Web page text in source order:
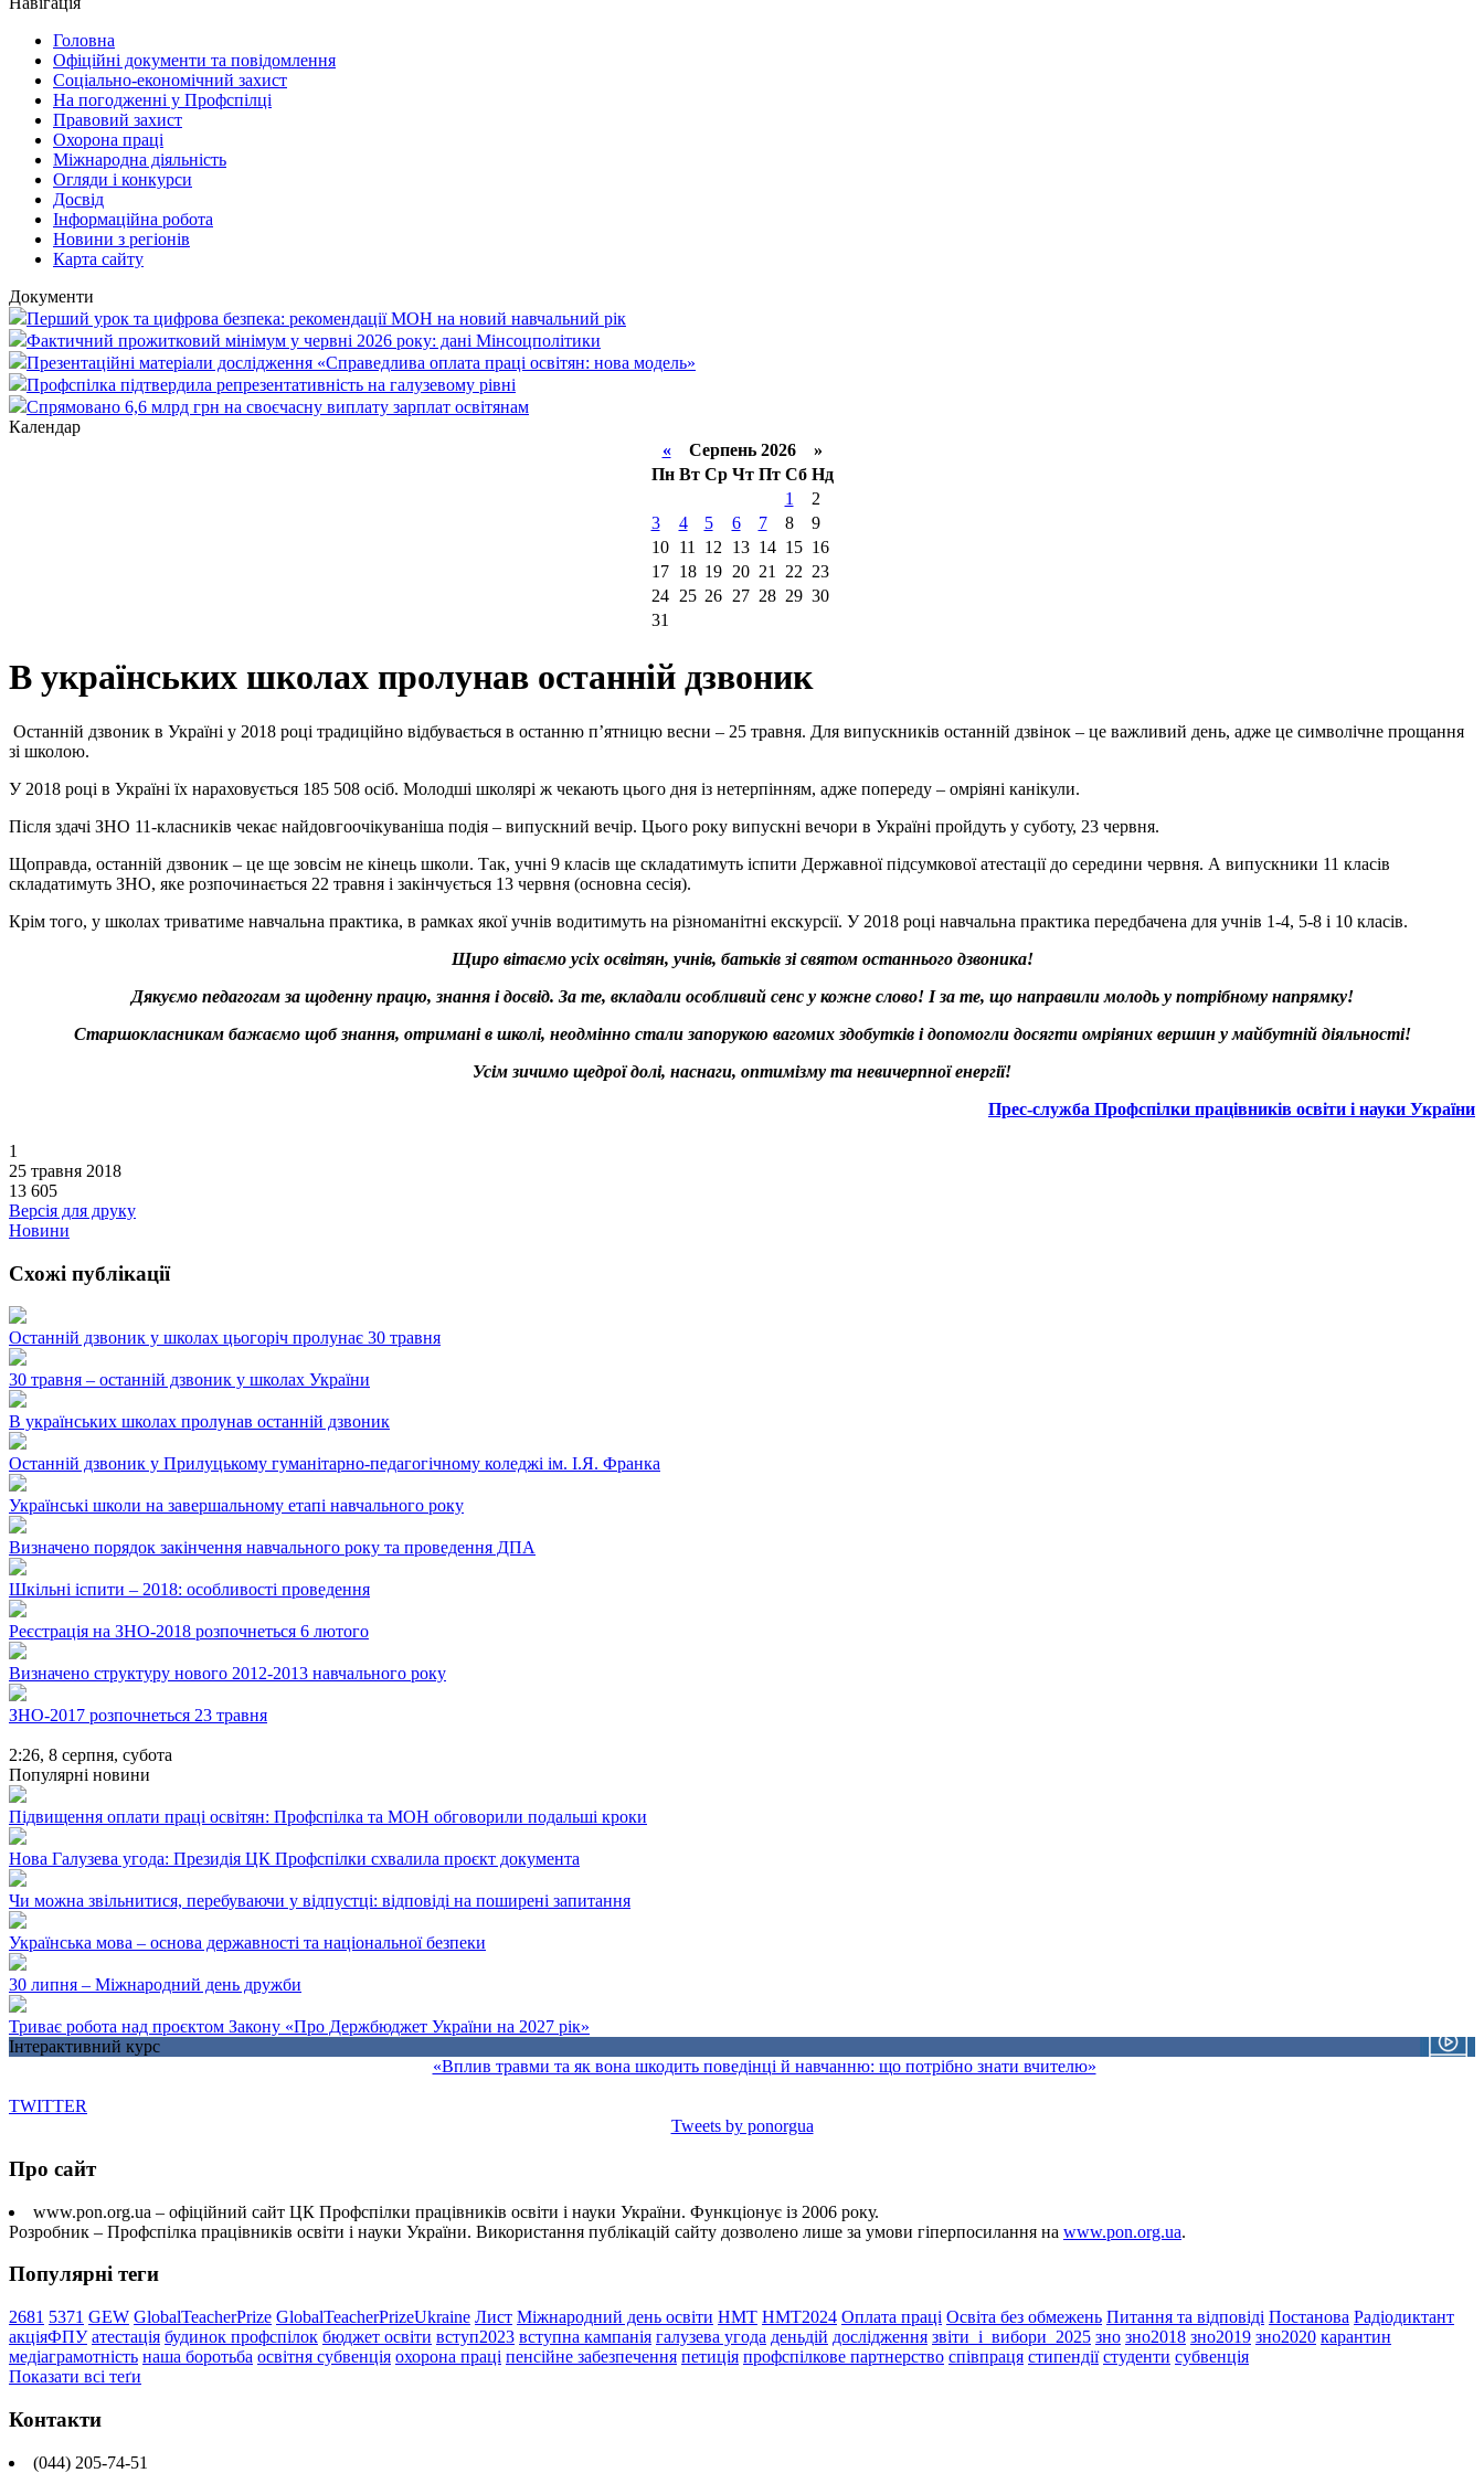
Головна
Офіційні документи та повідомлення
Соціально-економічний захист
На погодженні у Профспілці
Правовий захист
Охорона праці
Міжнародна діяльність
Огляди і конкурси
Досвід
Інформаційна робота
Новини з регіонів
Карта сайту
Документи
Перший урок та цифрова безпека: рекомендації МОН на новий навчальний рік
Фактичний прожитковий мінімум у червні 2026 року: дані Мінсоцполітики
Презентаційні матеріали дослідження «Справедлива оплата праці освітян: нова модель»
Профспілка підтвердила репрезентативність на галузевому рівні
Спрямовано 6,6 млрд грн на своєчасну виплату зарплат освітянам
Календар
«Серпень 2026 »
Пн Вт Ср Чт Пт Сб Нд
1
2
3
4 5 6 7 8
9
10
11 12 13 14 15 16
17
18 19 20 21 22 23
24
25 26 27 28 29 30
31
В українських школах пролунав останній дзвоник
Останній дзвоник в Україні у 2018 році традиційно відбувається в останню п’ятницю весни – 25 травня. Для випускників останній дзвінок – це важливий день, адже це символічне прощання
зі школою.
У 2018 році в Україні їх нараховується 185 508 осіб. Молодші школярі ж чекають цього дня із нетерпінням, адже попереду – омріяні канікули.
Після здачі ЗНО 11-класників чекає найдовгоочікуваніша подія – випускний вечір. Цього року випускні вечори в Україні пройдуть у суботу, 23 червня.
Щоправда, останній дзвоник – це ще зовсім не кінець школи. Так, учні 9 класів ще складатимуть іспити Державної підсумкової атестації до середини червня. А випускники 11 класів
складатимуть ЗНО, яке розпочинається 22 травня і закінчується 13 червня (основна сесія).
Крім того, у школах триватиме навчальна практика, в рамках якої учнів водитимуть на різноманітні екскурсії. У 2018 році навчальна практика передбачена для учнів 1-4, 5-8 і 10 класів.
Щиро вітаємо усіх освітян, учнів, батьків зі святом останнього дзвоника!
Дякуємо педагогам за щоденну працю, знання і досвід. За те, вкладали особливий сенс у кожне слово! І за те, що направили молодь у потрібному напрямку!
Старшокласникам бажаємо щоб знання, отримані в школі, неодмінно стали запорукою вагомих здобутків і допомогли досягти омріяних вершин у майбутній діяльності!
Усім зичимо щедрої долі, наснаги, оптимізму та невичерпної енергії!
Прес-служба Профспілки працівників освіти і науки України
1
25 травня 2018
13 605
Версія для друку
Новини
Схожі публікації
Останній дзвоник у школах цьогоріч пролунає 30 травня
30 травня – останній дзвоник у школах України
В українських школах пролунав останній дзвоник
Останній дзвоник у Прилуцькому гуманітарно-педагогічному коледжі ім. І.Я. Франка
Українські школи на завершальному етапі навчального року
Визначено порядок закінчення навчального року та проведення ДПА
Шкільні іспити – 2018: особливості проведення
Реєстрація на ЗНО-2018 розпочнеться 6 лютого
Визначено структуру нового 2012-2013 навчального року
ЗНО-2017 розпочнеться 23 травня
2:26, 8 серпня, субота
Популярні новини
Підвищення оплати праці освітян: Профспілка та МОН обговорили подальші кроки
Нова Галузева угода: Президія ЦК Профспілки схвалила проєкт документа
Чи можна звільнитися, перебуваючи у відпустці: відповіді на поширені запитання
Українська мова – основа державності та національної безпеки
30 липня – Міжнародний день дружби
Триває робота над проєктом Закону «Про Держбюджет України на 2027 рік»
Інтерактивний курс
«Вплив травми та як вона шкодить поведінці й навчанню: що потрібно знати вчителю»
TWITTER
Tweets by ponorgua
Про сайт
www.pon.org.ua – офіційний сайт ЦК Профспілки працівників освіти і науки України. Функціонує із 2006 року.
Розробник – Профспілка працівників освіти і науки України. Використання публікацій сайту дозволено лише за умови гіперпосилання на www.pon.org.ua.
Популярні теги
2681 5371 GEW GlobalTeacherPrize GlobalTeacherPrizeUkraine Лист Міжнародний день освіти НМТ НМТ2024 Оплата праці Освіта без обмежень Питання та відповіді Постанова Радіодиктант
акціяФПУ атестація будинок профспілок бюджет освіти вступ2023 вступна кампанія галузева угода деньдій дослідження звіти_і_вибори_2025 зно зно2018 зно2019 зно2020 карантин
медіаграмотність наша боротьба освітня субвенція охорона праці пенсійне забезпечення петиція профспілкове партнерство співпраця стипендії студенти субвенція
Показати всі теґи
Контакти
(044) 205-74-51